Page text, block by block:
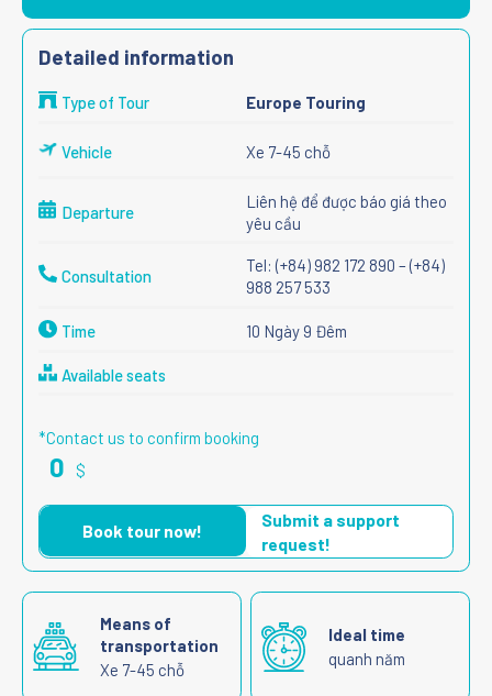
Means of
transportation
Xe 7-45 chỗ
Ideal time
quanh năm
Detailed information
Type of Tour Europe Touring
Vehicle Xe 7-45 chỗ
Departure
Liên hệ để được báo giá theo
yêu cầu
Consultation
Tel: (+84) 982 172 890 – (+84)
988 257 533
Time 10 Ngày 9 Đêm
Available seats
*Contact us to confirm booking
0 $
Book tour now!
Submit a support
request!